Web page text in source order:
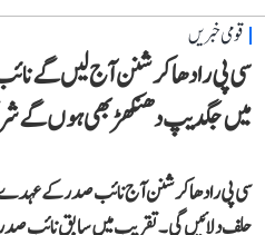
قومی خبریں
سی پی رادھا کرشنن آج لیں گے
میں جگدیپ دھنکھڑ بھی ہوں گے
سی پی رادھا کرشنن آج نائب صدر کے
حلف دلائیں گی۔ تقریب میں سابق نائب